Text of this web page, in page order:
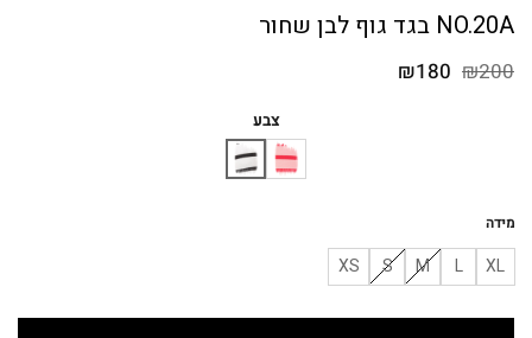
NO.20A בגד גוף לבן שחור
₪200 המחיר
₪180
צבע
מידה
XL
L
M
S
XS